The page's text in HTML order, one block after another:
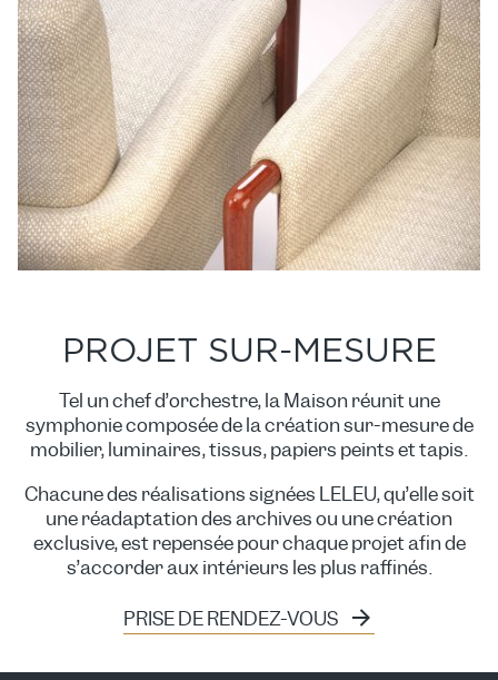
PROJET SUR-MESURE
Tel un chef d’orchestre, la Maison réunit une
symphonie composée de la création sur-mesure de
mobilier, luminaires, tissus, papiers peints et tapis.
Chacune des réalisations signées LELEU, qu’elle soit
une réadaptation des archives ou une création
exclusive, est repensée pour chaque projet afin de
s’accorder aux intérieurs les plus raffinés.
PRISE DE RENDEZ-VOUS